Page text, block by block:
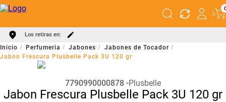
Los retiras en:
Perfumeria Jabones
Jabones de Tocador
Jabon Frescura Plusbelle Pack 3U 120 gr
7790990000878 Plusbelle
Jabon Frescura Plusbelle Pack 3U 120 gr